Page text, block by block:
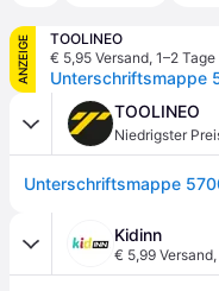
ANZEIGE
TOOLINEO
€ 5,95 Versand, 1–2 Tage
TOOLINEO
Niedrigster
Kidinn
€ 5,99 Versand,